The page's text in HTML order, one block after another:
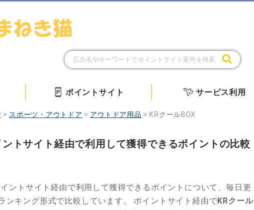
ポイントサイト サービス利用
> スポーツ・アウトドア > アウトドア用品 > KRクールBOX
トサイト経由で利用して獲得できるポイントの比較
ントサイト経由で利用して獲得できるポイントについて、毎日更
ンキング形式で比較しています。 ポイントサイト経由でKRクール